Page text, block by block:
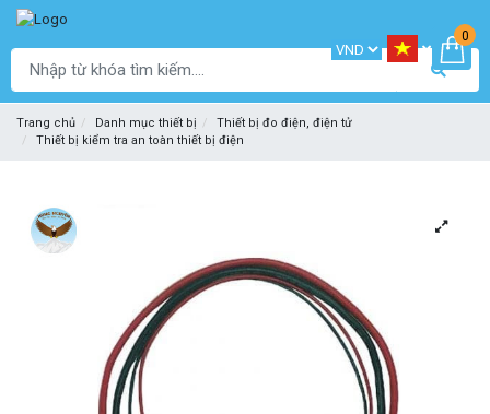
0
Trang chủ Danh mục thiết bị
Thiết bị đo điện, điện tử
Thiết bị kiểm tra an toàn thiết bị điện